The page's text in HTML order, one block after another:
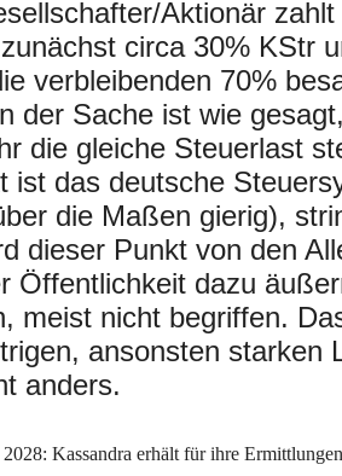
Aktionär zahlt
circa 30% KStr
verbleibenden 70%
der Sache ist wie
die gleiche Steuerlast
ist das deutsche
die Maßen gierig),
dieser Punkt von den
Öffentlichkeit dazu
meist nicht begriffen.
ansonsten starken
anders.
Kassandra erhält für ihre